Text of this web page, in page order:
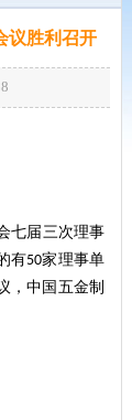
议胜利召开
七届三次理事
有50家理事单
，中国五金制